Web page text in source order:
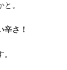
。
辛さ！